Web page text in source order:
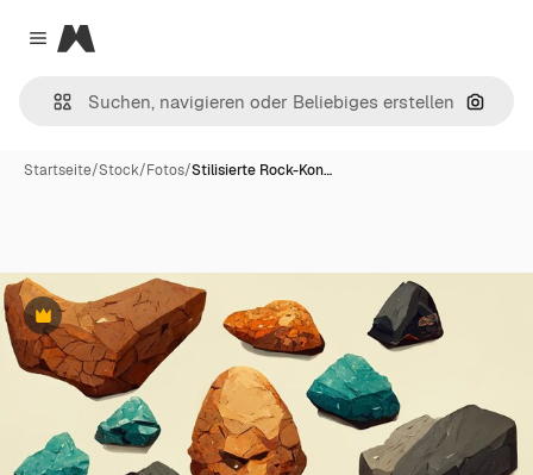
Close menu
Magnific
Nach
Startseite/Stock/Fotos/Stilisierte Rock-Kon…
Premium